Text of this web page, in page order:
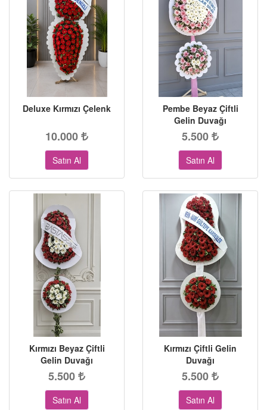
Deluxe Kırmızı Çelenk
10.000
Satın Al
Pembe Beyaz Çiftli
Gelin Duvağı
5.500
Satın Al
Kırmızı Beyaz Çiftli
Gelin Duvağı
5.500
Satın Al
Kırmızı Çiftli Gelin
Duvağı
5.500
Satın Al